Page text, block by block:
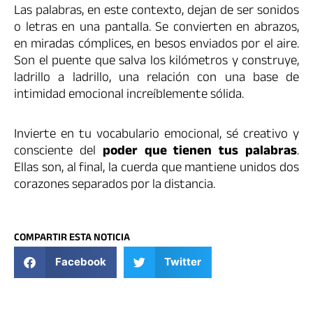
Las palabras, en este contexto, dejan de ser sonidos
o letras en una pantalla. Se convierten en abrazos,
en miradas cómplices, en besos enviados por el aire.
Son el puente que salva los kilómetros y construye,
ladrillo a ladrillo, una relación con una base de
intimidad emocional increíblemente sólida.
Invierte en tu vocabulario emocional, sé creativo y
consciente del poder que tienen tus palabras.
Ellas son, al final, la cuerda que mantiene unidos dos
corazones separados por la distancia.
COMPARTIR ESTA NOTICIA
Facebook Twitter